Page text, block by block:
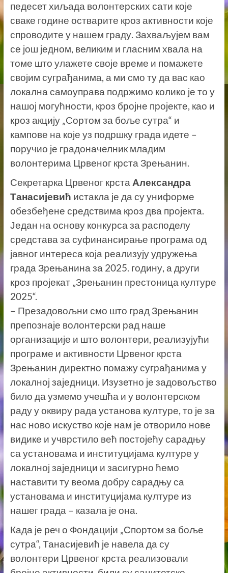
педесет хиљада волонтерских сати које
сваке године остварите кроз активности које
спроводите у нашем граду. Захваљујем вам
се још једном, великим и гласним хвала на
томе што улажете своје време и помажете
својим суграђанима, а ми смо ту да вас као
локална самоуправа подржимо колико је то у
нашој могућности, кроз бројне пројекте, као и
кроз акцију „Сортом за боље сутра“ и
кампове на које уз подршку града идете –
поручио је градоначелник младим
волонтерима Црвеног крста Зрењанин.
Секретарка Црвеног крста Александра
Танасијевић истакла је да су униформе
обезбеђене средствима кроз два пројекта.
Један на основу конкурса за расподелу
средстава за суфинансирање програма од
јавног интереса која реализују удружења
града Зрењанина за 2025. годину, а други
кроз пројекат „Зрењанин престоница културе
2025“.
– Презадовољни смо што град Зрењанин
препознаје волонтерски рад наше
организације и што волонтери, реализујући
програме и активности Црвеног крста
Зрењанин директно помажу суграђанима у
локалној заједници. Изузетно је задовољство
било да узмемо учешћа и у волонтерском
раду у оквиру рада установа културе, то је за
нас ново искуство које нам је отворило нове
видике и учврстило већ постојећу сарадњу
са установама и институцијама културе у
локалној заједници и засигурно ћемо
наставити ту веома добру сарадњу са
установама и институцијама културе из
нашег града – казала је она.
Када је реч о Фондацији „Спортом за боље
сутра“, Танасијевић је навела да су
волонтери Црвеног крста реализовали